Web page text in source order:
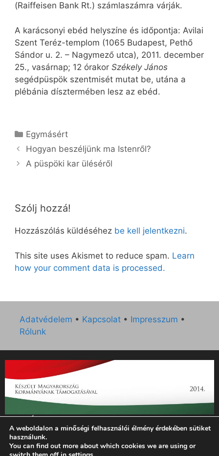
(Raiffeisen Bank Rt.) számlaszámra várják.
A karácsonyi ebéd helyszíne és időpontja: Avilai
Szent Teréz-templom (1065 Budapest, Pethő
Sándor u. 2. – Nagymező utca), 2011. december
25., vasárnap; 12 órakor Székely János
segédpüspök szentmisét mutat be, utána a
plébánia dísztermében lesz az ebéd.
Kategória
Egymásért
Hogyan beszéljünk ma Istenről?
A püspöki kar üléséről
Szólj hozzá!
Hozzászólás küldéséhez be kell jelentkezni.
This site uses Akismet to reduce spam. Learn
how your comment data is processed.
Adatvédelem • Kapcsolat • Impresszum •
Rólunk
„Az Új Ember katolikus hetilap 2014. évi működésének
támogatását az EGYH-KCP-14-P-0121 sz. támogatási
szerződés keretében 3 000 000 Ft összegben támogatta az
Emberi Erőforrások Minisztériuma.”
A weboldalon a minőségi felhasználói élmény érdekében sütiket
használunk.
You can find out more about which cookies we are using or